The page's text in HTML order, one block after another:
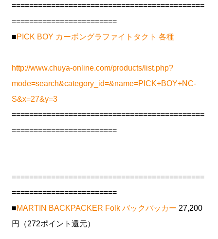
============================================
========================
■PICK BOY カーボングラファイトタクト 各種
http://www.chuya-online.com/products/list.php?
mode=search&category_id=&name=PICK+BOY+NC-
S&x=27&y=3
============================================
========================
============================================
========================
■MARTIN BACKPACKER Folk バックパッカー 27,200
円（272ポイント還元）